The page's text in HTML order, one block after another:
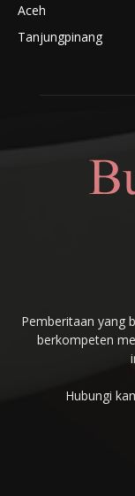
Aceh
Tanjungpinang
Pemberitaan yang
berkompeten
Hubungi